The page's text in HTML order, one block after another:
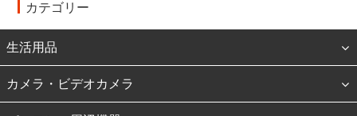
カテゴリー
生活用品
カメラ・ビデオカメラ